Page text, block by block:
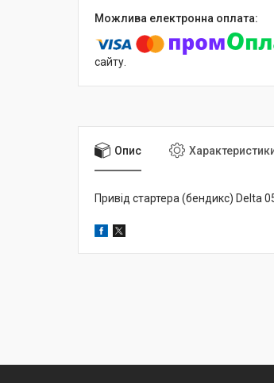
сайту.
Опис
Привід стартера (бендикс) Delta